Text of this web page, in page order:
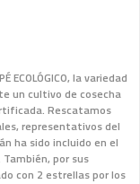
ECOLÓGICO, la variedad
un cultivo de cosecha
Rescatamos
representativos del
ha sido incluido en el
por sus
con 2 estrellas por los